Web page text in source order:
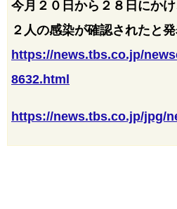
今月２０日から２８日にか
２人の感染が確認されたと発
https://news.tbs.co.jp/
8632.html
https://news.tbs.co.jp/jpg/